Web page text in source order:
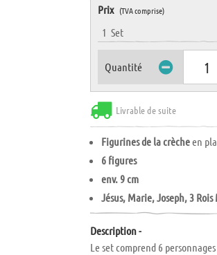
Prix (TVA comprise)
1Set
Quantité
Livrable de suite
Figurines de la crècheen
6 figures
env. 9 cm
Jésus, Marie, Joseph, 3 Rois
Description -
Le set comprend 6